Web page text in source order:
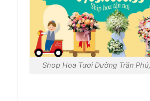
Shop Hoa Tươi Đường Trần